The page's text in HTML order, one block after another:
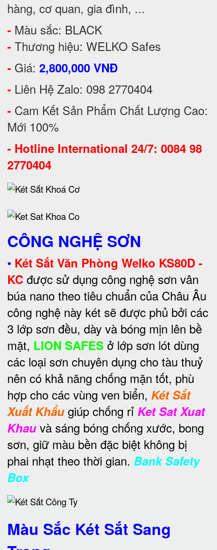
hàng, cơ quan, gia đình, ...
- Màu sắc: BLACK
- Thương hiệu: WELKO Safes
- Giá: 2,800,000 VNĐ
- Liên Hệ Zalo: 098 2770404
- Cam Kết Sản Phẩm Chất Lượng Cao:
Mới 100%
- Hotline International 24/7: 0084 98
2770404
CÔNG NGHỆ SƠN
• Két Sắt Văn Phòng Welko KS80D -
KC được sử dụng công nghệ sơn vân
búa nano theo tiêu chuẩn của Châu Âu
công nghệ này két sẽ được phủ bởi các
3 lớp sơn đều, dày và bóng mịn lên bề
mặt, LION SAFES ở lớp sơn lót dùng
các loại sơn chuyên dụng cho tàu thuỷ
nên có khả năng chống mặn tốt, phù
hợp cho các vùng ven biển, Két Sắt
Xuất Khẩu giúp chống rỉ Ket Sat Xuat
Khau và sáng bóng chống xước, bong
sơn, giữ màu bền đặc biệt không bị
phai nhạt theo thời gian. Bank Safety
Box
Màu Sắc Két Sắt Sang